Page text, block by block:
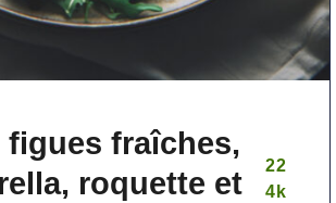
figues fraîches,
roquette et
22
4 k